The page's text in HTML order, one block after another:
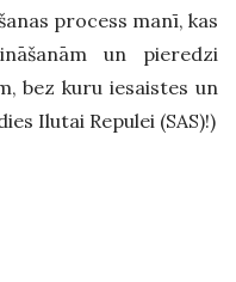
process manī, kas
un pieredzi
bez kuru iesaistes un
Ilutai Repulei (SAS)!)